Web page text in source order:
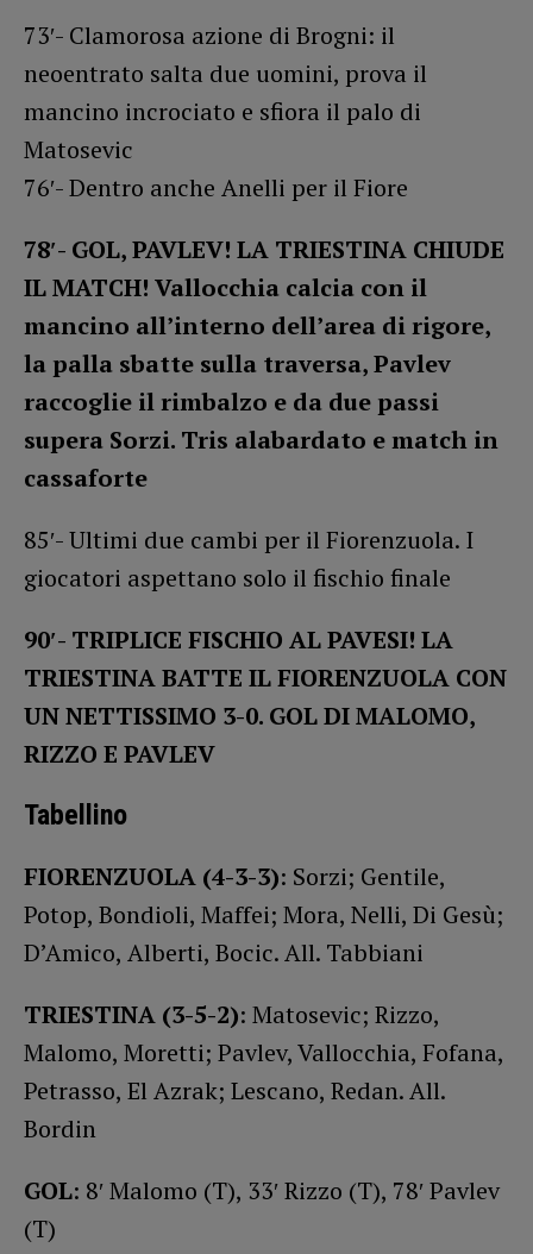
73′- Clamorosa azione di Brogni: il
neoentrato salta due uomini, prova il
mancino incrociato e sfiora il palo di
Matosevic
76′- Dentro anche Anelli per il Fiore
78′- GOL, PAVLEV! LA TRIESTINA CHIUDE
IL MATCH! Vallocchia calcia con il
mancino all’interno dell’area di rigore,
la palla sbatte sulla traversa, Pavlev
raccoglie il rimbalzo e da due passi
supera Sorzi. Tris alabardato e match in
cassaforte
85′- Ultimi due cambi per il Fiorenzuola. I
giocatori aspettano solo il fischio finale
90′- TRIPLICE FISCHIO AL PAVESI! LA
TRIESTINA BATTE IL FIORENZUOLA CON
UN NETTISSIMO 3-0. GOL DI MALOMO,
RIZZO E PAVLEV
Tabellino
FIORENZUOLA (4-3-3): Sorzi; Gentile,
Potop, Bondioli, Maffei; Mora, Nelli, Di Gesù;
D’Amico, Alberti, Bocic. All. Tabbiani
TRIESTINA (3-5-2): Matosevic; Rizzo,
Malomo, Moretti; Pavlev, Vallocchia, Fofana,
Petrasso, El Azrak; Lescano, Redan. All.
Bordin
GOL: 8′ Malomo (T), 33′ Rizzo (T), 78′ Pavlev
(T)